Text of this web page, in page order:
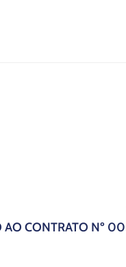
AO CONTRATO Nº